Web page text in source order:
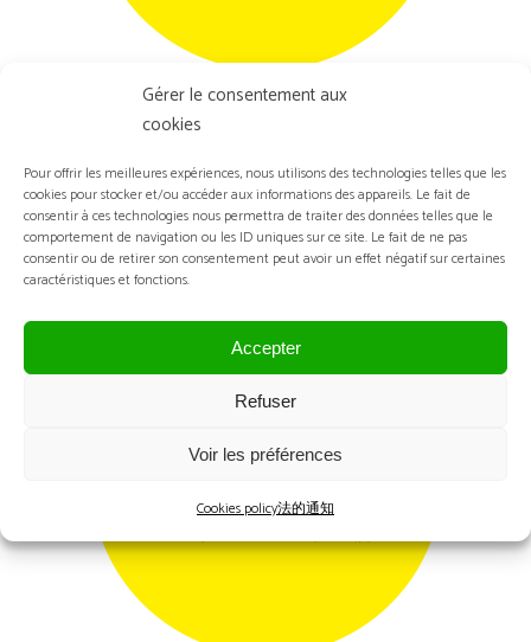
Gérer le consentement aux
cookies
Pour offrir les meilleures expériences, nous utilisons des technologies telles que les
cookies pour stocker et/ou accéder aux informations des appareils. Le fait de
consentir à ces technologies nous permettra de traiter des données telles que le
comportement de navigation ou les ID uniques sur ce site. Le fait de ne pas
consentir ou de retirer son consentement peut avoir un effet négatif sur certaines
caractéristiques et fonctions.
Accepter
Refuser
Voir les préférences
Cookies policy法的通知
VISIONYOPTICA
専門紙 - スペイン - ２３年１０月１１日 -
Silmo d'or